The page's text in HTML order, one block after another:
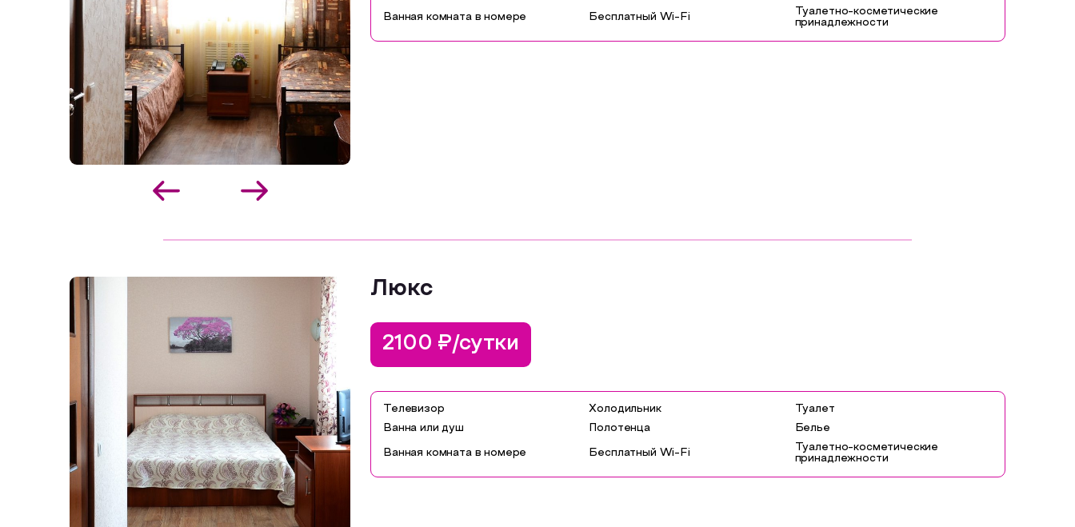
Ванная комната в номере Бесплатный Wi-Fi
Туалетно-косметические
принадлежности
Люкс
2100 ₽/сутки
Телевизор Холодильник
Туалет
Ванна или душ
Полотенца Белье
Ванная комната в номере Бесплатный Wi-Fi
Туалетно-косметические
принадлежности